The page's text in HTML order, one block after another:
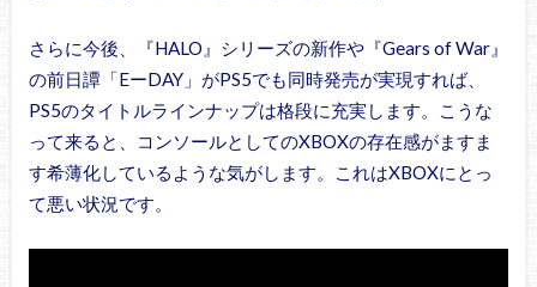
さらに今後、『HALO』シリーズの新作や『Gears of War』
の前日譚「EーDAY」がPS5でも同時発売が実現すれば、
PS5のタイトルラインナップは格段に充実します。こうな
って来ると、コンソールとしてのXBOXの存在感がますま
す希薄化しているような気がします。これはXBOXにとっ
て悪い状況です。